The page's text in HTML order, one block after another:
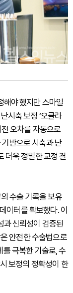
해야 했지만 스마일
시축 보정 ‘오큘라
오차를 자동으로
반으로 시축과 난
더욱 정밀한 교정 결
수술 기록을 보유
이터를 확보했다. 이
과 신뢰성이 검증된
안전한 수술법으로
극복한 기술로, 수
보정의 정확성이 한